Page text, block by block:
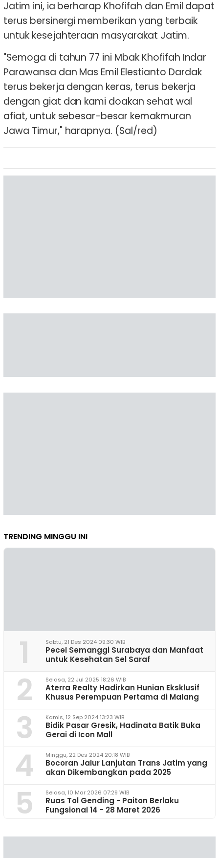
Jatim ini, ia berharap Khofifah dan Emil dapat
terus bersinergi memberikan yang terbaik
untuk kesejahteraan masyarakat Jatim.
"Semoga di tahun 77 ini Mbak Khofifah Indar
Parawansa dan Mas Emil Elestianto Dardak
terus bekerja dengan keras, terus bekerja
dengan giat dan kami doakan sehat wal
afiat, untuk sebesar-besar kemakmuran
Jawa Timur," harapnya. (Sal/red)
TRENDING MINGGU INI
1 Sabtu, 21 Des 2024 09:30 WIB
Pecel Semanggi Surabaya dan Manfaat
untuk Kesehatan Sel Saraf
2 Selasa, 22 Jul 2025 18:26 WIB
Aterra Realty Hadirkan Hunian Eksklusif
Khusus Perempuan Pertama di Malang
3 Kamis, 12 Sep 2024 13:23 WIB
Bidik Pasar Gresik, Hadinata Batik Buka
Gerai di Icon Mall
4 Minggu, 22 Des 2024 20:18 WIB
Bocoran Jalur Lanjutan Trans Jatim yang
akan Dikembangkan pada 2025
5 Selasa, 10 Mar 2026 07:29 WIB
Ruas Tol Gending - Paiton Berlaku
Fungsional 14 - 28 Maret 2026